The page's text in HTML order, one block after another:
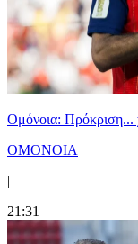
Ομόνοια: Πρόκριση...
ΟΜΟΝΟΙΑ
|
21:31